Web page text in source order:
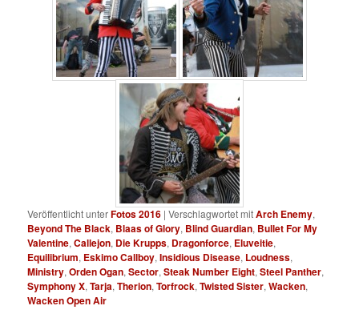
Veröffentlicht unterFotos 2016 |Verschlagwortet mitArch Enemy,
Beyond The Black, Blaas of Glory, Blind Guardian, Bullet For My
Valentine,Callejon, Die Krupps, Dragonforce, Eluveitie,
Equilibrium, Eskimo Callboy,Insidious Disease, Loudness,
Ministry,Orden Ogan,Sector,Steak Number Eight,Steel Panther,
Symphony X,Tarja,Therion,Torfrock,Twisted Sister,Wacken,
Wacken Open Air